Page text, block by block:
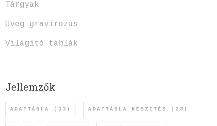
Tárgyak
Üveg gravírozás
Világító táblák
Jellemzők
ADATTÁBLA (33) ADATTÁBLA KÉSZÍTÉS (23)